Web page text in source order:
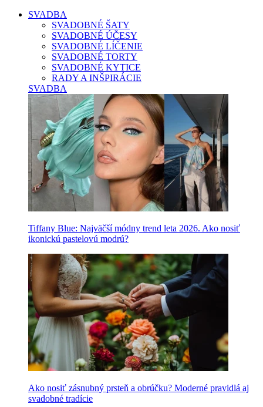
SVADBA
SVADOBNÉ ŠATY
SVADOBNÉ ÚČESY
SVADOBNÉ LÍČENIE
SVADOBNÉ TORTY
SVADOBNÉ KYTICE
RADY A INŠPIRÁCIE
SVADBA
Tiffany Blue: Najväčší módny trend leta 2026. Ako nosiť
ikonickú pastelovú modrú?
Ako nosiť zásnubný prsteň a obrúčku? Moderné pravidlá aj
svadobné tradície